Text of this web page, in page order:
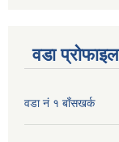
वडा प्रोफाइल
वडा नं १ बाँसखर्क